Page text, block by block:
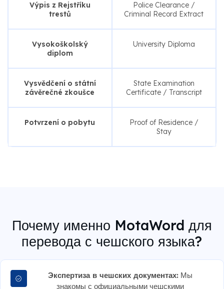
Výpis z Rejstříku
trestů
Police Clearance /
Criminal Record Extract
Vysokoškolský
diplom
University Diploma
Vysvědčení o státní
závěrečné zkoušce
State Examination
Certificate / Transcript
Potvrzení o pobytu
Proof of Residence /
Stay
Почему именно MotaWord для
перевода с чешского языка?
Экспертиза в чешских документах: Мы
знакомы с официальными чешскими